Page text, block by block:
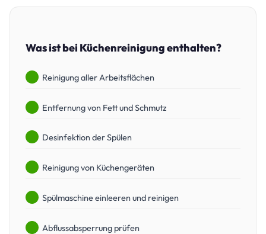
Was ist bei Küchenreinigung enthalten?
Reinigung aller Arbeitsflächen
Entfernung von Fett und Schmutz
Desinfektion der Spülen
Reinigung von Küchengeräten
Spülmaschine einleeren und reinigen
Abflussabsperrung prüfen